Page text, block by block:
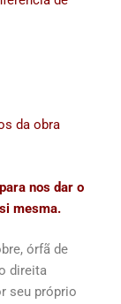
da obra
nos dar o
mesma.
órfã de
direita
seu próprio